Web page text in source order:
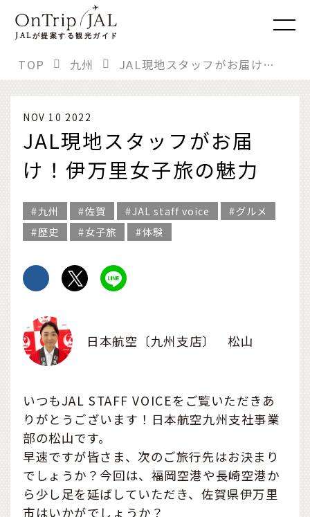
JALが提案する観光ガイド
TOP 九州 JAL現地スタッフがお届け！伊万里女子旅の魅力
NOV 10 2022
JAL現地スタッフがお届
け！伊万里女子旅の魅力
九州 佐賀 JAL staff voice
グルメ
歴史
女子旅 体験
日本航空〔九州支店〕 松山
いつもJAL STAFF VOICEをご覧いただきあ
りがとうございます！日本航空九州支社事業
部の松山です。
早速ですが皆さま、次のご旅行先はお決まり
でしょうか？今回は、福岡空港や長崎空港か
ら少し足を延ばしていただき、佐賀県伊万里
市はいかがでしょうか？